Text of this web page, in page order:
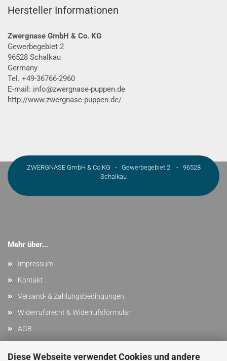
Diese Webseite verwendet Cookies und andere
Hersteller Informationen
Zwergnase GmbH & Co. KG
Gewerbegebiet 2
96528 Schalkau
Germany
Tel. +49-36766-2960
E-mail: info@zwergnase-puppen.de
http://www.zwergnase-puppen.de/
ZWERGNASE GmbH & Co.KG - Gewerbegebiet 2 - 96528
Schalkau
Mehr über...
Impressum
Kontakt
Versand- & Zahlungsbedingungen
Widerrufsrecht & Widerrufsformular
AGB